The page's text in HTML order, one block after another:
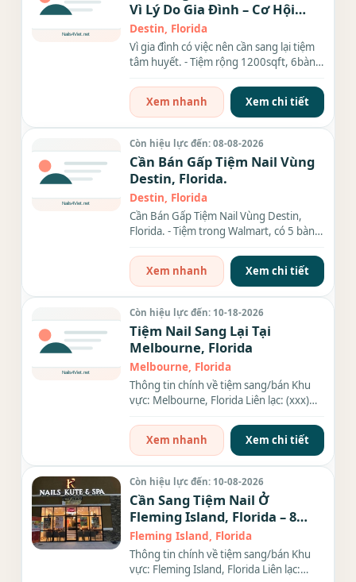
Vì Lý Do Gia Đình – Cơ Hội
Vàng Cho Ai Muốn Đầu Tư!
Destin, Florida
Vì gia đình có việc nên cần sang lại tiệm
tâm huyết. - Tiệm rộng 1200sqft, 6bàn –
Xem nhanh
Xem chi tiết
Còn hiệu lực đến: 08-08-2026
Cần Bán Gấp Tiệm Nail Vùng
Destin, Florida.
Destin, Florida
Cần Bán Gấp Tiệm Nail Vùng Destin,
Florida. - Tiệm trong Walmart, có 5 bàn,
Xem nhanh
Xem chi tiết
Còn hiệu lực đến: 10-18-2026
Tiệm Nail Sang Lại Tại
Melbourne, Florida
Melbourne, Florida
Thông tin chính về tiệm sang/bán Khu
vực: Melbourne, Florida Liên lạc: (xxx)
Xem nhanh
Xem chi tiết
Còn hiệu lực đến: 10-08-2026
Cần Sang Tiệm Nail Ở
Fleming Island, Florida – 8
bàn, 10 ghế
Fleming Island, Florida
Thông tin chính về tiệm sang/bán Khu
vực: Fleming Island, Florida Liên lạc: